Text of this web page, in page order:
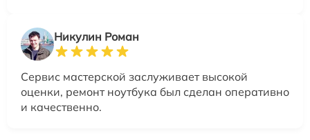
Никулин Роман
Сервис мастерской заслуживает высокой
оценки, ремонт ноутбука был сделан оперативно
и качественно.